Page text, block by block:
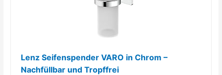
Lenz Seifenspender VARO in Chrom –
Nachfüllbar und Tropffrei